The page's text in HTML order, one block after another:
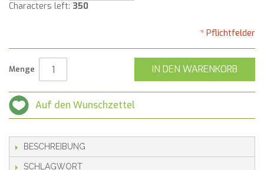
Characters left: 350
* Pflichtfelder
Menge IN DEN WARENKORB
Auf den Wunschzettel
BESCHREIBUNG
SCHLAGWORT